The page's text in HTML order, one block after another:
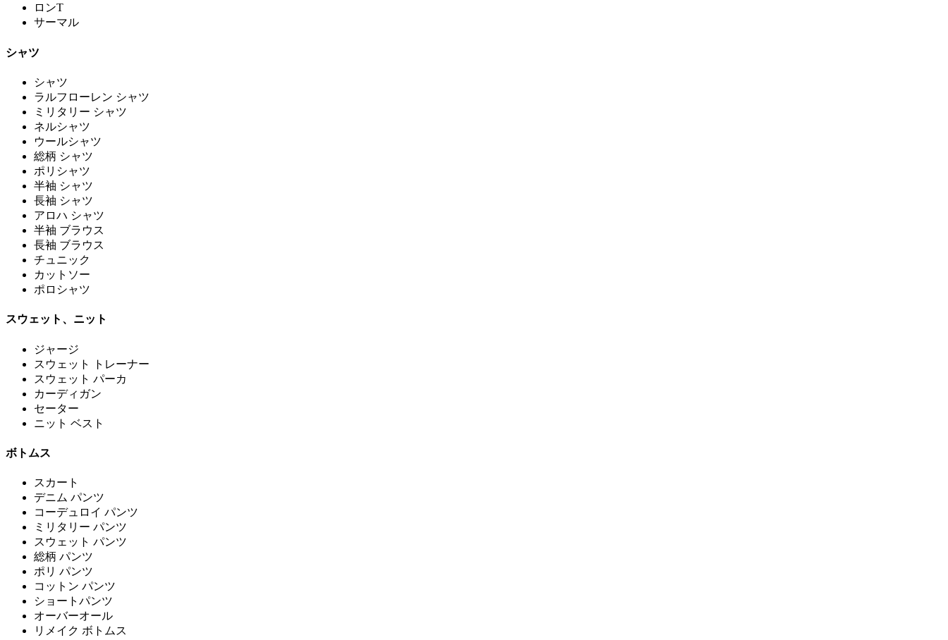
ロンT
サーマル
シャツ
シャツ
ラルフローレン シャツ
ミリタリー シャツ
ネルシャツ
ウールシャツ
総柄 シャツ
ポリシャツ
半袖 シャツ
長袖 シャツ
アロハ シャツ
半袖 ブラウス
長袖 ブラウス
チュニック
カットソー
ポロシャツ
スウェット、ニット
ジャージ
スウェット トレーナー
スウェット パーカ
カーディガン
セーター
ニット ベスト
ボトムス
スカート
デニム パンツ
コーデュロイ パンツ
ミリタリー パンツ
スウェット パンツ
総柄 パンツ
ポリ パンツ
コットン パンツ
ショートパンツ
オーバーオール
リメイク ボトムス